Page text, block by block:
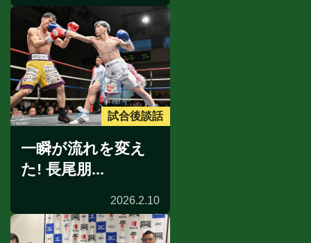
試合後談話
一瞬が流れを変え
た! 長尾朋...
2026.2.10